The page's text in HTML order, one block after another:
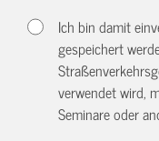
Ich bin damit
gespeichert
verwendet wird,
Seminare oder